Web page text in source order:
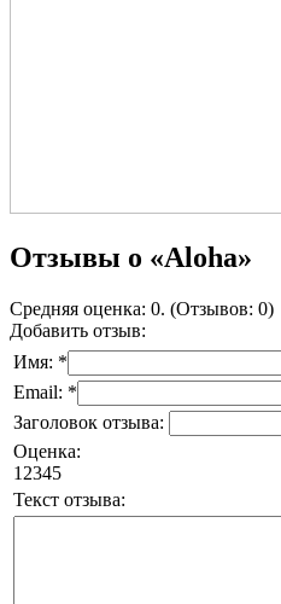
Отзывы о «Aloha»
Средняя оценка: 0. (Отзывов: 0)
Добавить отзыв:
Имя: *
Email: *
Заголовок отзыва:
Оценка:
1 2345
Текст отзыва: